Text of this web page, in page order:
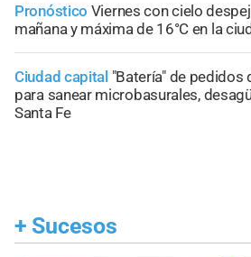
Pronóstico Viernes con cielo
mañana y máxima de 16°C en la
Ciudad capital "Batería" de pedidos
para sanear microbasurales,
Santa Fe
+ Sucesos